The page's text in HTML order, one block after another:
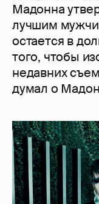
Мадонна
лучшим
остается в
того, чтобы
недавних
думал о